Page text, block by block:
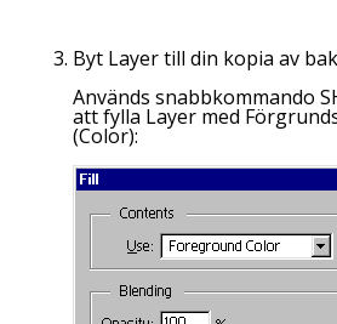
Byt Layertill din kopia av
Används snabbkommando
att fylla Layermed
(Color):